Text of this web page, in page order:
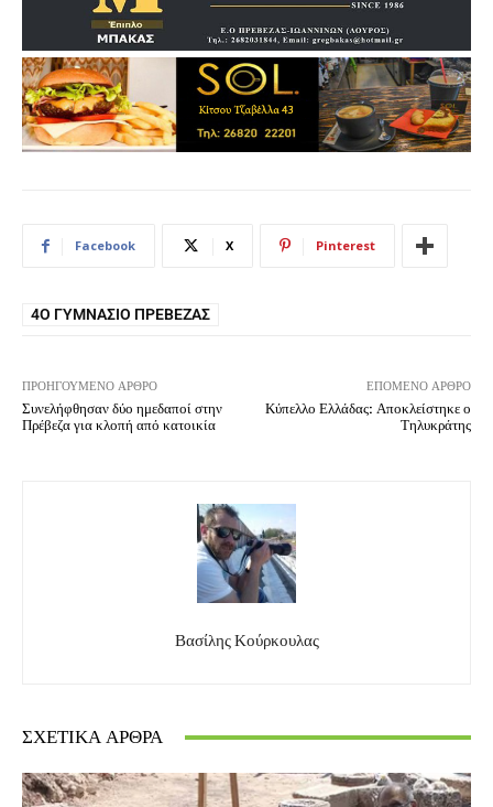
Facebook X Pinterest
4Ο ΓΥΜΝΆΣΙΟ ΠΡΈΒΕΖΑΣ
ΠΡΟΗΓΟΎΜΕΝΟ ΆΡΘΡΟ
Συνελήφθησαν δύο ημεδαποί στην
Πρέβεζα για κλοπή από κατοικία
ΕΠΌΜΕΝΟ ΆΡΘΡΟ
Κύπελλο Ελλάδας: Αποκλείστηκε ο
Τηλυκράτης
Βασίλης Κούρκουλας
ΣΧΕΤΙΚΆ ΆΡΘΡΑ